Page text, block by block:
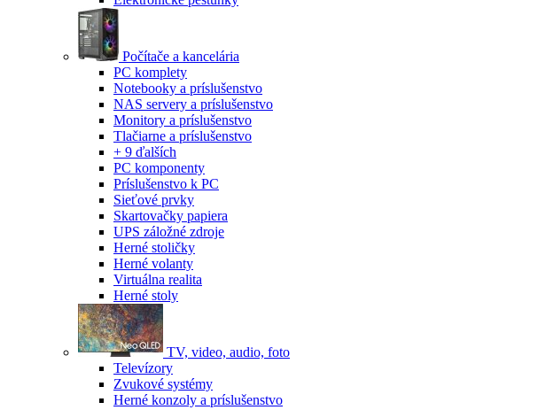
Počítače a kancelária
PC komplety
Notebooky a príslušenstvo
NAS servery a príslušenstvo
Monitory a príslušenstvo
Tlačiarne a príslušenstvo
+ 9 ďalších
PC komponenty
Príslušenstvo k PC
Sieťové prvky
Skartovačky papiera
UPS záložné zdroje
Herné stoličky
Herné volanty
Virtuálna realita
Herné stoly
TV, video, audio, foto
Televízory
Zvukové systémy
Herné konzoly a príslušenstvo